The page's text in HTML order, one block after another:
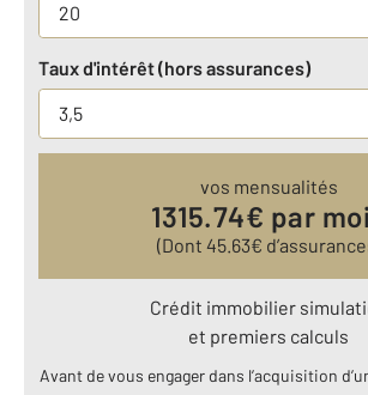
Taux d'intérêt (hors assurances)
vos mensualités
1315.74€ par
(Dont 45.63€
Crédit immobilier
et premiers calculs
Avant de vous engager dans l’acquisition